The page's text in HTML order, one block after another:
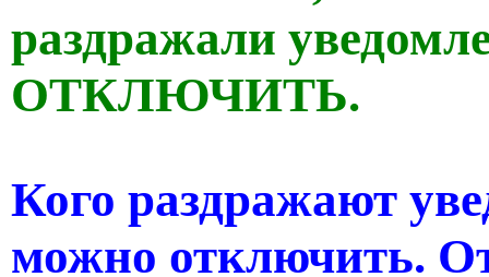
раздражали
ОТКЛЮЧИТЬ.
Кого раздражают
можно отключить.